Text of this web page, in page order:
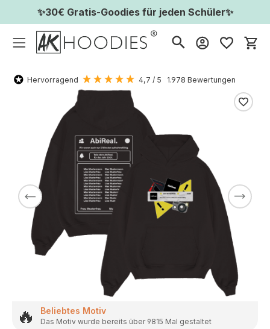
✨30€ Gratis-Goodies für jeden Schüler✨
Hervorragend 4,7 / 5 1.978 Bewertungen
🔥 Beliebtes Motiv
Das Motiv wurde bereits über 9815 Mal gestaltet